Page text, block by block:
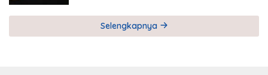
Selengkapnya